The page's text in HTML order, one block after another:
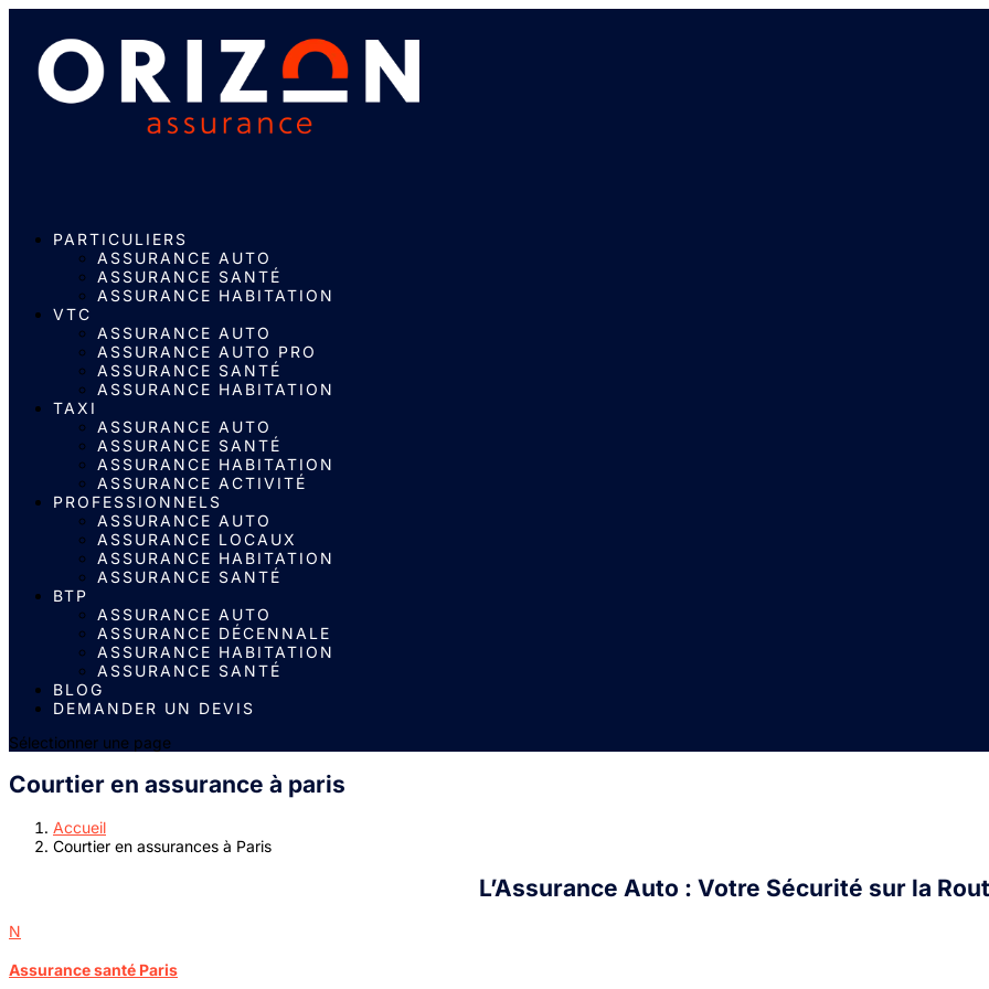
PARTICULIERS
ASSURANCE AUTO
ASSURANCE SANTÉ
ASSURANCE HABITATION
VTC
ASSURANCE AUTO
ASSURANCE AUTO PRO
ASSURANCE SANTÉ
ASSURANCE HABITATION
TAXI
ASSURANCE AUTO
ASSURANCE SANTÉ
ASSURANCE HABITATION
ASSURANCE ACTIVITÉ
PROFESSIONNELS
ASSURANCE AUTO
ASSURANCE LOCAUX
ASSURANCE HABITATION
ASSURANCE SANTÉ
BTP
ASSURANCE AUTO
ASSURANCE DÉCENNALE
ASSURANCE HABITATION
ASSURANCE SANTÉ
BLOG
DEMANDER UN DEVIS
Sélectionner une page
Courtier en assurance à paris
Accueil
Courtier en assurances à Paris
L’Assurance Auto : Votre Sécurité sur la
N
Assurance santé Paris